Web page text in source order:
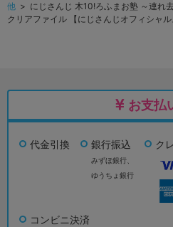
他 > にじさんじ 木10!ろふまお塾 ～連れ
クリアファイル 【にじさんじオフィシャル
お支払
代金引換 銀行振込
みずほ銀行、
ゆうちょ銀行
ク
コンビニ決済